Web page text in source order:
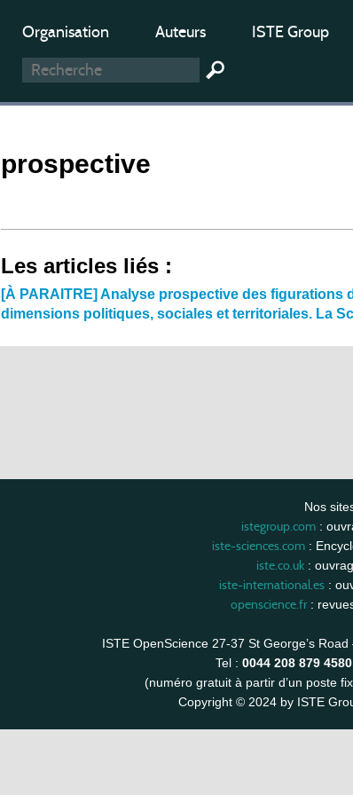
Organisation Auteurs ISTE Group
prospective
Les articles liés :
[À PARAITRE] Analyse prospective des figurations
dimensions politiques, sociales et territoriales. La
Nos
istegroup.com:
iste-sciences.com:
iste.co.uk :
iste-international.es:
openscience.fr:
ISTE OpenScience 27-37 St George’s
Tel : 0044 208 879 4580
(numéro gratuit à partir d’un poste
Copyright © 2024 by ISTE